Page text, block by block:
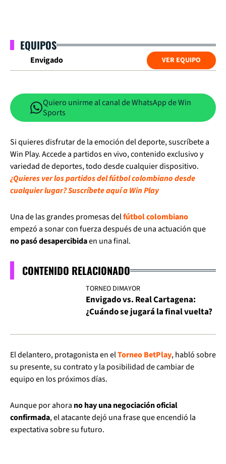
EQUIPOS
Envigado VER EQUIPO
Quiero unirme al canal de WhatsApp de Win
Sports
Si quieres disfrutar de la emoción del deporte, suscríbete a
Win Play. Accede a partidos en vivo, contenido exclusivo y
variedad de deportes, todo desde cualquier dispositivo.
¿Quieres ver los partidos del fútbol colombiano desde
cualquier lugar? Suscríbete aquí a Win Play
Una de las grandes promesas delfútbol colombiano
empezó a sonar con fuerza después de una actuación que
no pasó desapercibidaen una final.
CONTENIDO RELACIONADO
TORNEO DIMAYOR
Envigado vs. Real Cartagena:
¿Cuándo se jugará la final vuelta?
El delantero, protagonista en elTorneo BetPlay, habló sobre
su presente, su contrato y la posibilidad de cambiar de
equipo en los próximos días.
Aunque por ahora no hay una negociación oficial
confirmada, el atacante dejó una frase que encendió la
expectativa sobre su futuro.